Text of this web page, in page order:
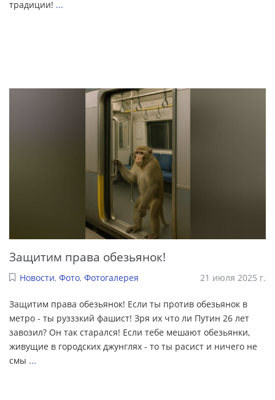
традиции! ...
Защитим права обезьянок!
Новости, Фото, Фотогалерея 21 июля 2025 г.
Защитим права обезьянок! Если ты против обезьянок в
метро - ты рузззкий фашист! Зря их что ли Путин 26 лет
завозил? Он так старался! Если тебе мешают обезьянки,
живущие в городских джунглях - то ты расист и ничего не
смы ...